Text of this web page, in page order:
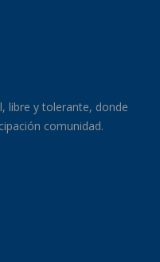
libre y tolerante, donde
comunidad.